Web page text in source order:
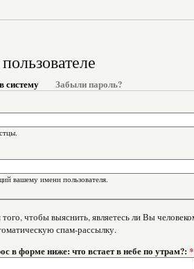
систему
Забыли пароль?
вашему имени пользователя.
чтобы выяснить, являетесь ли Вы человеком или
спам-рассылку.
в форме ниже: что встает в небе по утрам?:*